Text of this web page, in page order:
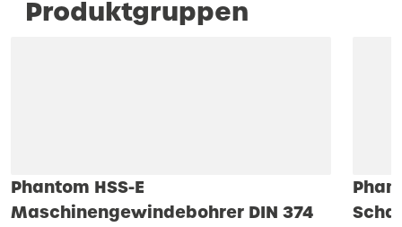
Produktgruppen
Phantom HSS-E
Maschinengewindebohrer DIN 374